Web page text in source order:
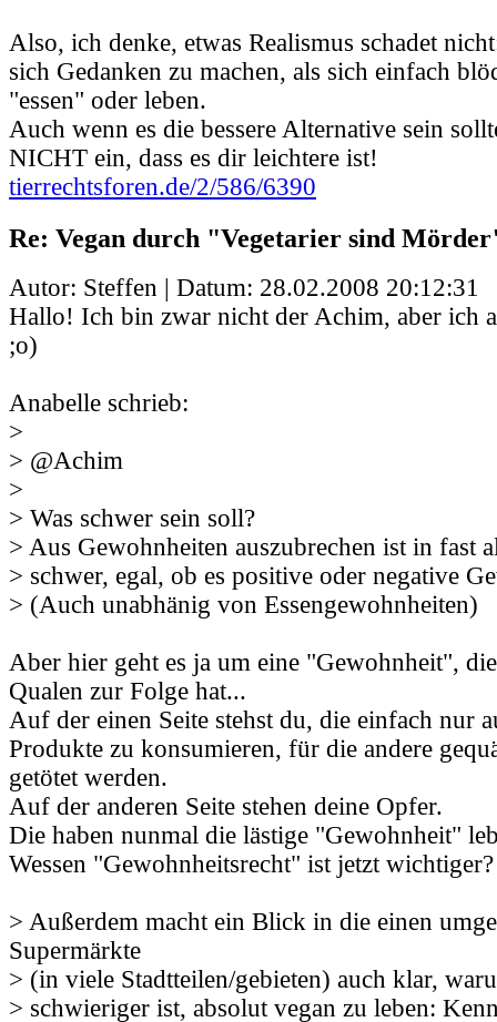
Also, ich denke, etwas Realismus schadet
sich Gedanken zu machen, als sich einfach
"essen" oder leben.
Auch wenn es die bessere Alternative sein
NICHT ein, dass es dir leichtere ist!
tierrechtsforen.de/2/586/6390
Re: Vegan durch "Vegetarier sind
Autor: Steffen | Datum: 28.02.2008 20:12:31
Hallo! Ich bin zwar nicht der Achim, aber ich
;o)
Anabelle schrieb:
>
> @Achim
>
> Was schwer sein soll?
> Aus Gewohnheiten auszubrechen ist in fast
> schwer, egal, ob es positive oder negative
> (Auch unabhänig von Essengewohnheiten)
Aber hier geht es ja um eine "Gewohnheit",
Qualen zur Folge hat...
Auf der einen Seite stehst du, die einfach nur
Produkte zu konsumieren, für die andere
getötet werden.
Auf der anderen Seite stehen deine Opfer.
Die haben nunmal die lästige "Gewohnheit"
Wessen "Gewohnheitsrecht" ist jetzt wichtiger?
> Außerdem macht ein Blick in die einen
Supermärkte
> (in viele Stadtteilen/gebieten) auch klar,
> schwieriger ist, absolut vegan zu leben: